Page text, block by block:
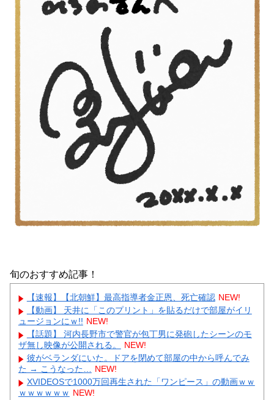
旬のおすすめ記事！
【速報】【北朝鮮】最高指導者金正恩、死亡確認 NEW!
【動画】 天井に「このプリント」を貼るだけで部屋がイリ
ュージョンにｗ!! NEW!
【話題】 河内長野市で警官が包丁男に発砲したシーンのモ
ザ無し映像が公開される。
NEW!
彼がベランダにいた。ドアを閉めて部屋の中から呼んでみ
た → こうなった… NEW!
XVIDEOSで1000万回再生された「ワンピース」の動画ｗｗ
ｗｗｗｗｗｗ NEW!